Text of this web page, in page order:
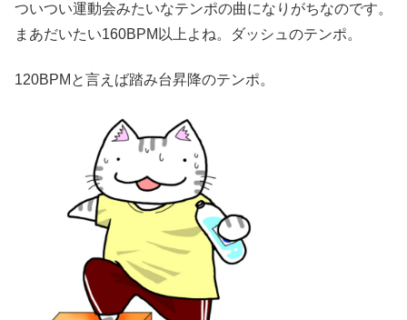
ついつい運動会みたいなテンポの曲になりがちなのです。
まあだいたい160BPM以上よね。ダッシュのテンポ。
120BPMと言えば踏み台昇降のテンポ。